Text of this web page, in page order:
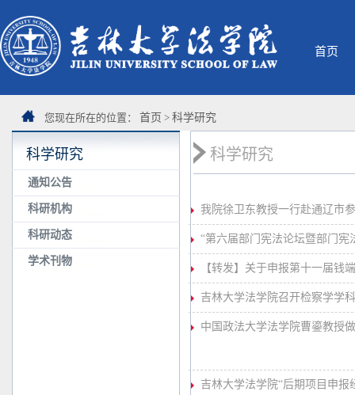
首页
您现在所在的位置： 首页 > 科学研究
科学研究
通知公告
科研机构
科研动态
学术刊物
科学研究
我院徐卫东教授一行赴通辽市
“第六届部门宪法论坛暨部门
【转发】关于申报第十一届钱
吉林大学法学院召开检察学学
中国政法大学法学院曹鎏教授
吉林大学法学院“后期项目申